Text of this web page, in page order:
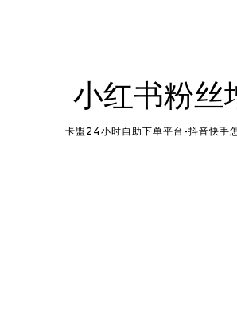
小红书粉丝
卡盟24小时自助下单平台-抖音快手